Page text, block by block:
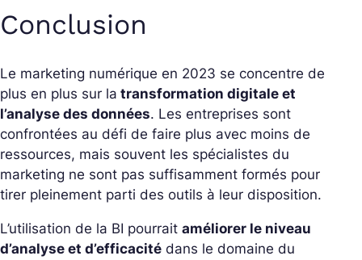
Conclusion
Le marketing numérique en 2023 se concentre de
plus en plus sur la transformation digitale et
l’analyse des données. Les entreprises sont
confrontées au défi de faire plus avec moins de
ressources, mais souvent les spécialistes du
marketing ne sont pas suffisamment formés pour
tirer pleinement parti des outils à leur disposition.
L’utilisation de la BI pourrait améliorer le niveau
d’analyse et d’efficacité dans le domaine du